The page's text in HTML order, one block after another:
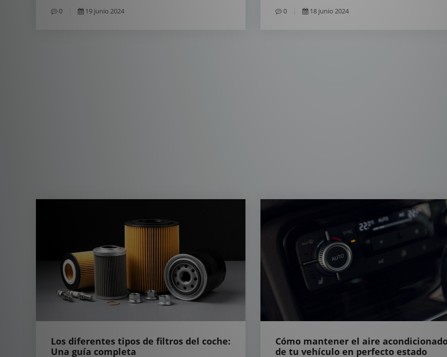
0 19 junio 2024 0 18 junio 2024
Los diferentes tipos de filtros del coche:
Una guía completa
Cómo mantener el aire
de tu vehículo en perfecto estado